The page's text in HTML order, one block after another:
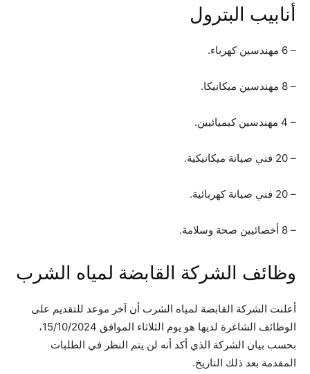
أنابيب البترول
– 6 مهندسين كهرباء.
– 8 مهندسين ميكانيكا.
– 4 مهندسين كيميائيين.
– 20 فني صيانة ميكانيكية.
– 20 فني صيانة كهربائية.
– 8 أخصائيين صحة وسلامة.
وظائف الشركة القابضة لمياه الشرب
أعلنت الشركة القابضة لمياه الشرب أن آخر موعد للتقديم على
الوظائف الشاغرة لديها هو يوم الثلاثاء الموافق 15/10/2024،
بحسب بيان الشركة الذي أكد أنه لن يتم النظر في الطلبات
المقدمة بعد ذلك التاريخ.